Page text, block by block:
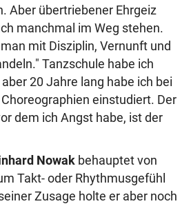
Aber übertriebener Ehrgeiz
manchmal im Weg stehen.
mit Disziplin, Vernunft und
Tanzschule habe ich
20 Jahre lang habe ich bei
einstudiert. Der
dem ich Angst habe, ist der
Nowak behauptet von
Takt- oder Rhythmusgefühl
Zusage holte er aber noch